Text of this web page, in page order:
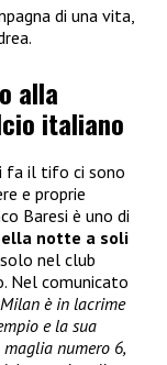
di una vita,
alla
italiano
fa il tifo ci sono
e proprie
Baresi è uno di
notte a soli
nel club
Nel comunicato
è in lacrime
e la sua
numero 6,